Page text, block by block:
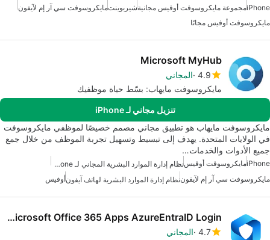
iPhoneمجموعة مايكروسوفت أوفيس مجانيةشيربوينتمايكروسوفت سي آر إم لآيفون
مايكروسوفت أوفيس مجانًا
Microsoft MyHub
4.9 المجاني
مايكروسوفت مايهاب: بسّط حياة موظفيك
تنزيل مجاني لـ iPhone
مايكروسوفت مايهاب هو تطبيق مجاني مصمم خصيصًا لموظفي مايكروسوفت
في الولايات المتحدة. يهدف إلى تبسيط وتسهيل تجربة الموظف من خلال جمع
جميع الأدوات والخدمات…
iPhoneمايكروسوفت أوفيس
نظام إدارة الموارد البشرية المجاني لـ IPhone
مايكروسوفت سي آر إم لآيفوننظام إدارة الموارد البشرية لهاتف آيفونأوفيس
All-in-One Microsoft Office 365 Apps AzureEntraID Login
4.7 المجاني